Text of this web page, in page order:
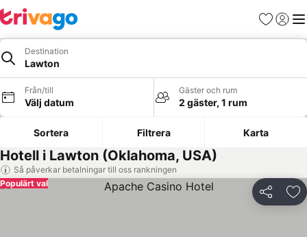
Favoriter
Logga
Destination
Lawton
Från/till
Välj datum
Gäster och rum
2 gäster, 1 rum
Sortera Filtrera Karta
Hotell i Lawton (Oklahoma, USA)
Så påverkar betalningar till oss rankningen
Dela
Populärt val